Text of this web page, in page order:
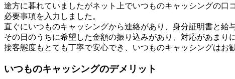
途方に暮れていましたがネット上でいつものキャッシングの
必要事項を入力しました。
直ぐにいつものキャッシングから連絡があり、身分証明書と給
その日のうちに希望した金額の振り込みがあり、対応があまり
接客態度もとても丁寧で安心でき、いつものキャッシングはお
いつものキャッシングのデメリット